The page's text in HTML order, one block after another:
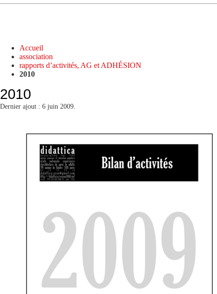
Accueil
association
rapports d’activités, AG et ADHÉSION
2010
2010
Dernier ajout : 6 juin 2009.